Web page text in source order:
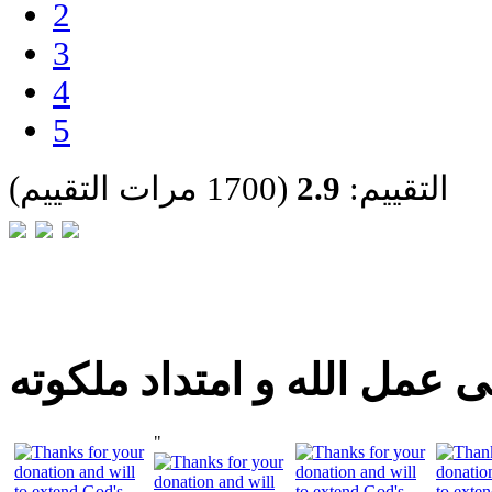
2
3
4
5
التقييم: 2.9 (1700 مرات التقييم)
عمل الله و امتداد ملكوته
"